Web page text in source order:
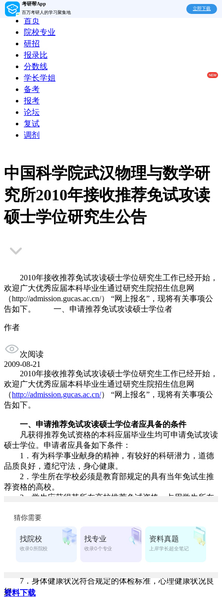
考研帮App
百万考研人的学习聚集地
立即下载
首页
院校专业
研招
报录比
分数线
学长学姐
备考
报考
论坛
复试
调剂
中国科学院武汉物理与数学研
究所2010年接收推荐免试攻读
硕士学位研究生公告
2010年接收推荐免试攻读硕士学位研究生工作已经开始，
欢迎广大优秀应届本科毕业生通过研究生院招生信息网
（http://admission.gucas.ac.cn/） “网上报名”，现将有关事项公
告如下。 一、申请推荐免试攻读硕士学位者
作者
次阅读
2009-08-21
2010年接收推荐免试攻读硕士学位研究生工作已经开始，
欢迎广大优秀应届本科毕业生通过研究生院招生信息网
（http://admission.gucas.ac.cn/） “网上报名”，现将有关事项公
告如下。
一、申请推荐免试攻读硕士学位者应具备的条件
凡获得推荐免试资格的本科应届毕业生均可申请免试攻读
硕士学位。申请者应具备如下条件：
1．有为科学事业献身的精神，有较好的科研潜力，道德
品质良好，遵纪守法，身心健康。
2．学生所在学校必须是教育部规定的具有当年免试生推
荐资格的高校。
3．学生应获得其所在高校推荐免试资格，占用学生所在
4．申请人在大学本科阶段学习成绩优异，在学期间无重
修科目或补考记录。在校期间没有受过纪律处分。
5．须通过大学英语（论坛）四级考试，具有较强的外语
听、说、读、写应用能力。
6．具有较强的独立调查研究、综合分析问题、解决问题
7．身体健康状况符合规定的体检标准，心理健康状况良
好。
资料下载